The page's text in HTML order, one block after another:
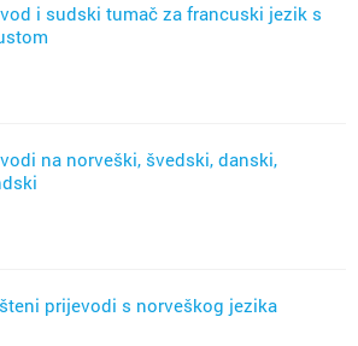
i sudski tumač za francuski jezik s
na norveški, švedski, danski,
prijevodi s norveškog jezika